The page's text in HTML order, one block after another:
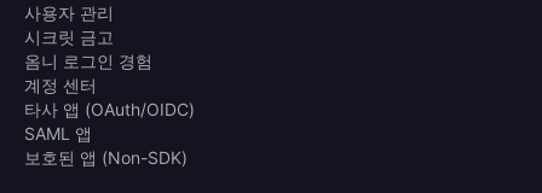
사용자 관리
시크릿 금고
옴니 로그인 경험
계정 센터
타사 앱 (OAuth/OIDC)
SAML 앱
보호된 앱 (Non-SDK)